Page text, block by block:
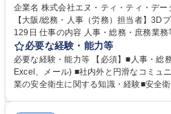
企業名 株式会社エヌ・ティ・ティ・データ
【大阪/総務・人事（労務）担当者】3D
129日 仕事の内容 人事・総務・庶務業務等を幅広くお任せします。本社コ
ーポレート部門と連携しながら、決めら
場を支えるバックオフィス担当として状
とを期待します。 【詳細】■入退社手続き、社員情報管理■入社時オリエ
ンテーションの実施■勤怠・各種申請内
必要な経験・能力等
必要な経験・能力等 【必須】■人事・総
Excel、メール) ■社内外と円滑なコミュ
業の安全衛生に関する知識・経験■安全衛生委員